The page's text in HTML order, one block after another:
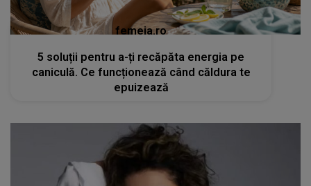
femeia.ro
5 soluții pentru a-ți recăpăta energia pe
caniculă. Ce funcționează când căldura te
epuizează